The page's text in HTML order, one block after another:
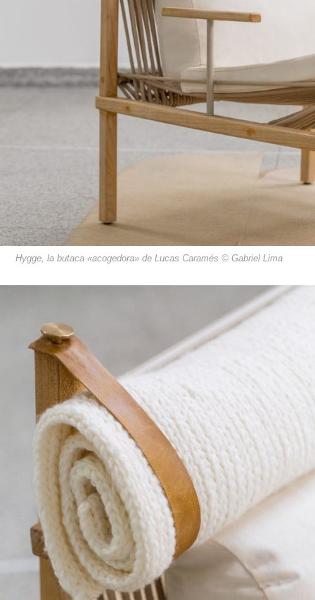
Hygge, la butaca «acogedora» de Lucas Caramés © Gabriel Lima